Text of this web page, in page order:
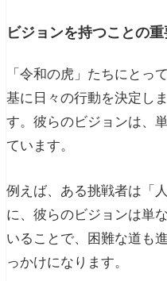
ビジョンを持つことの
「令和の虎」たちにとっ
基に日々の行動を決定し
す。彼らのビジョンは、
ています。
例えば、ある挑戦者は「
に、彼らのビジョンは単
いることで、困難な道も
っかけになります。